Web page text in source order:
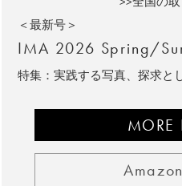
＜最新号＞
IMA 2026 Spring/
特集：実践する写真、探求と
MORE